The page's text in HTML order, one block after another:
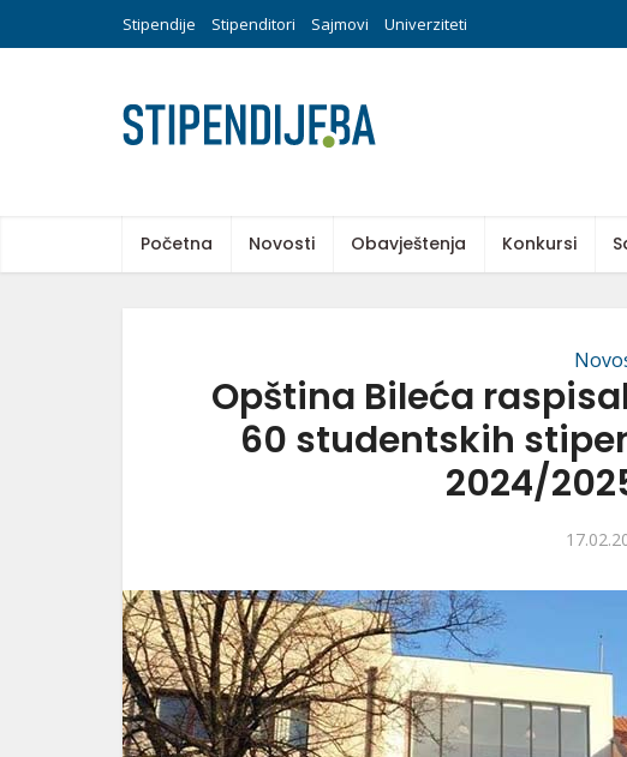
Stipendije Stipenditori Sajmovi Univerziteti
Početna Novosti Obavještenja Konkursi
Opština Bileća
60 studentskih
2024/